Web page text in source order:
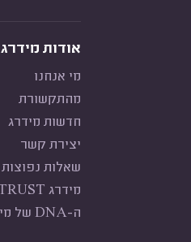
אודות מידרג
מי אנחנו
מהתקשורת
חדשות מידרג
יצירת קשר
שאלות נפוצות
מידרג TRUST
ה-DNA של מידרג